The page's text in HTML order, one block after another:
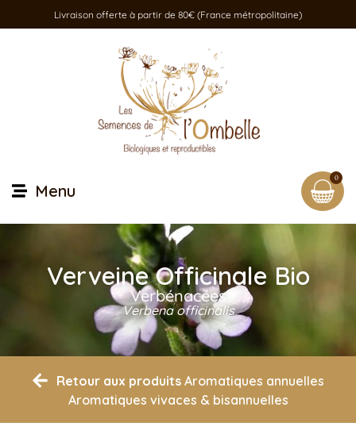
Livraison offerte à partir de 80€ (France métropolitaine)
Menu
0
Verveine Officinale Bio
Verbénacées
Verbena officinalis
Retour aux produits Aromatiques annuelles
Aromatiques vivaces & bisannuelles